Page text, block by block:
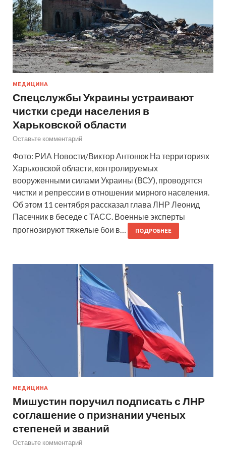
МЕДИЦИНА
Спецслужбы Украины устраивают
чистки среди населения в
Харьковской области
Оставьте комментарий
Фото: РИА Новости/Виктор Антонюк На территориях
Харьковской области, контролируемых
вооруженными силами Украины (ВСУ), проводятся
чистки и репрессии в отношении мирного населения.
Об этом 11 сентября рассказал глава ЛНР Леонид
Пасечник в беседе с ТАСС. Военные эксперты
прогнозируют тяжелые бои в…
ПОДРОБНЕЕ
МЕДИЦИНА
Мишустин поручил подписать с ЛНР
соглашение о признании ученых
степеней и званий
Оставьте комментарий